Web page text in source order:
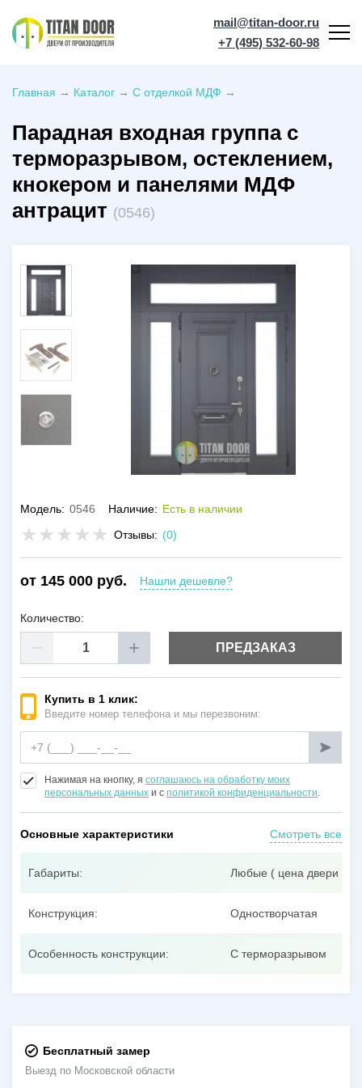
mail@titan-door.ru
+7 (495) 532-60-98
Главная → Каталог → С отделкой МДФ →
Парадная входная группа с
терморазрывом, остеклением,
кнокером и панелями МДФ
антрацит (0546)
Модель: 0546 Наличие: Есть в наличии
Отзывы: (0)
от 145 000 руб. Нашли дешевле?
Количество:
ПРЕДЗАКАЗ
Купить в 1 клик:
Введите номер телефона и мы перезвоним:
Нажимая на кнопку, я соглашаюсь на обработку моих
персональных данных и с политикой конфиденциальности.
Основные характеристики Смотреть все
Габариты: Любые ( цена двери
Конструкция: Одностворчатая
Особенность конструкции: С терморазрывом
Бесплатный замер
Выезд по Московской области